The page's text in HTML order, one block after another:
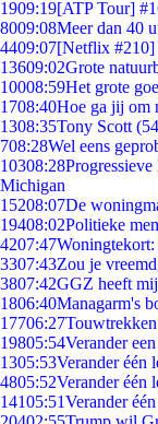
1909:19[ATP Tour]
8009:08Meer dan 40
4409:07[Netflix
13609:02Grote
10008:59Het grote
1708:40Hoe ga jij om
1308:35Tony Scott
708:28Wel eens
10308:28
Michigan
15208:07De
19408:02Politieke
4207:47Woningtekort:
3307:43Zou je
3807:42GGZ heeft
1806:40Managarm's
17706:27
19805:54Verander
1305:53Verander één
4805:52Verander één
14105:51Verander